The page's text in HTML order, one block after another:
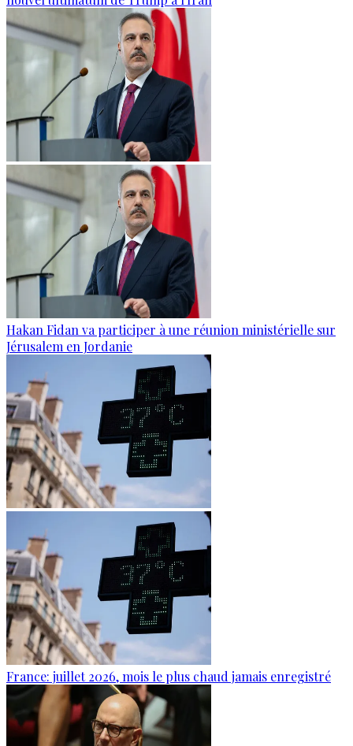
Hakan Fidan va participer à une réunion ministérielle sur
Jérusalem en Jordanie
France: juillet 2026, mois le plus chaud jamais enregistré